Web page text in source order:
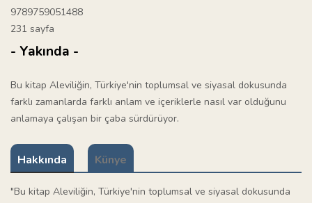
9789759051488
231 sayfa
- Yakında -
Bu kitap Aleviliğin, Türkiye'nin toplumsal ve siyasal dokusunda
farklı zamanlarda farklı anlam ve içeriklerle nasıl var olduğunu
anlamaya çalışan bir çaba sürdürüyor.
Hakkında Künye
"Bu kitap Aleviliğin, Türkiye'nin toplumsal ve siyasal dokusunda